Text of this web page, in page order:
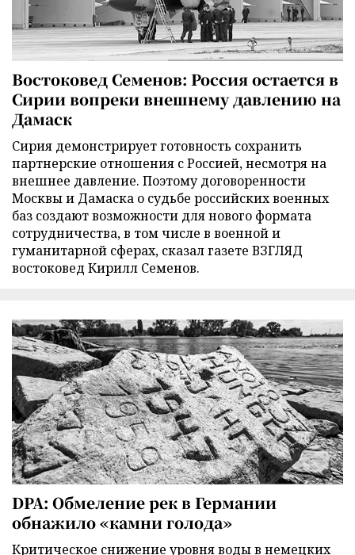
Востоковед Семенов: Россия остается в
Сирии вопреки внешнему давлению на
Дамаск
Сирия демонстрирует готовность сохранить
партнерские отношения с Россией, несмотря на
внешнее давление. Поэтому договоренности
Москвы и Дамаска о судьбе российских военных
баз создают возможности для нового формата
сотрудничества, в том числе в военной и
гуманитарной сферах, сказал газете ВЗГЛЯД
востоковед Кирилл Семенов.
DPA: Обмеление рек в Германии
обнажило «камни голода»
Критическое снижение уровня воды в немецких